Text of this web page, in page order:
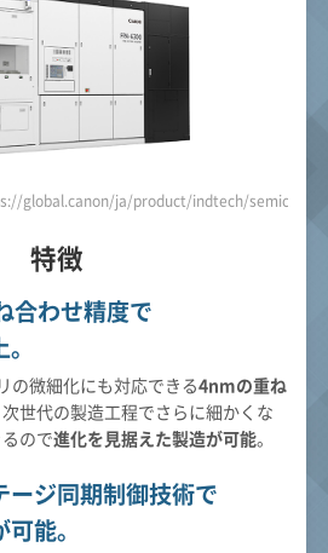
global.canon/ja/product/indtech/semicon/
特徴
合わせ精度で
の微細化にも対応できる4nmの重ね
世代の製造工程でさらに細かくな
ので進化を見据えた製造が可能。
ージ同期制御技術で
能。